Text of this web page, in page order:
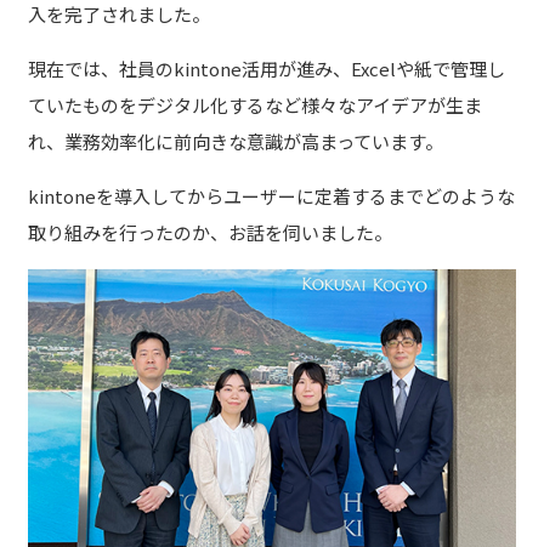
入を完了されました。
現在では、社員のkintone活用が進み、Excelや紙で管理し
ていたものをデジタル化するなど様々なアイデアが生ま
れ、業務効率化に前向きな意識が高まっています。
kintoneを導入してからユーザーに定着するまでどのような
取り組みを行ったのか、お話を伺いました。